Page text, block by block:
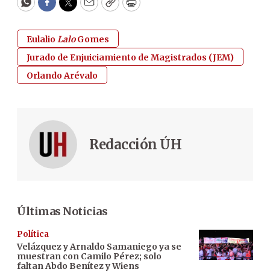
WhatsApp
Facebook
Twitter
EmailCopyPrint
EulalioLaloGomes
Jurado de Enjuiciamiento de Magistrados (JEM)
Orlando Arévalo
Redacción ÚH
Últimas Noticias
Política
Velázquez y Arnaldo Samaniego ya se
muestran con Camilo Pérez; solo
faltan Abdo Benítez y Wiens